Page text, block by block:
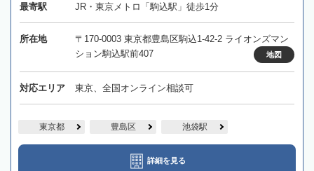
最寄駅 JR・東京メトロ「駒込駅」徒歩1分
所在地
〒170-0003 東京都豊島区駒込1-42-2 ライオンズマン
ション駒込駅前407
地図
対応エリア 東京、全国オンライン相談可
東京都 豊島区 池袋駅
詳細を見る